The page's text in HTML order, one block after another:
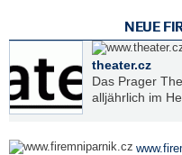
NEUE
theater.cz
Das Prager
alljährlich im